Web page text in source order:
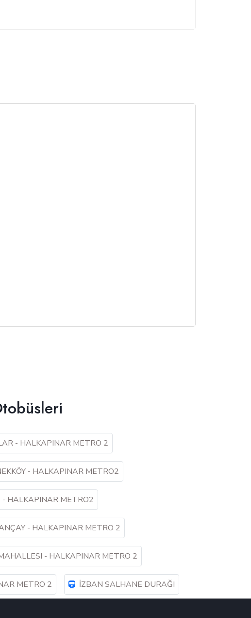
- HALKAPINAR METRO 2
- HALKAPINAR METRO2
HALKAPINAR METRO2
- HALKAPINAR METRO 2
- HALKAPINAR METRO 2
METRO 2 İZBAN SALHANE DURAĞI